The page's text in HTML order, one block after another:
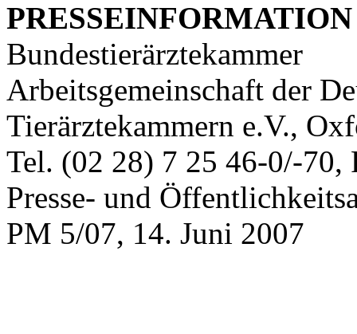
PRESSEINFORMATION
Bundestierärztekammer
Arbeitsgemeinschaft der
Tierärztekammern e.V.,
Tel. (02 28) 7 25 46-0/-70,
Presse- und
PM 5/07, 14. Juni 2007